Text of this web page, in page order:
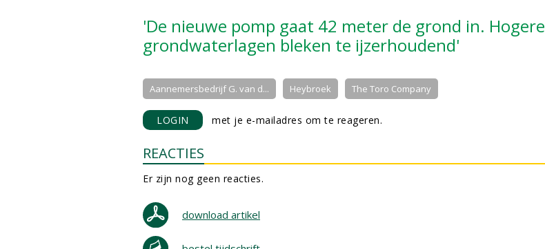
'De nieuwe pomp gaat 42 meter de grond in. Hogere
grondwaterlagen bleken te ijzerhoudend'
Aannemersbedrijf G. van d... Heybroek The Toro Company
LOGIN met je e-mailadres om te reageren.
REACTIES
Er zijn nog geen reacties.
download artikel